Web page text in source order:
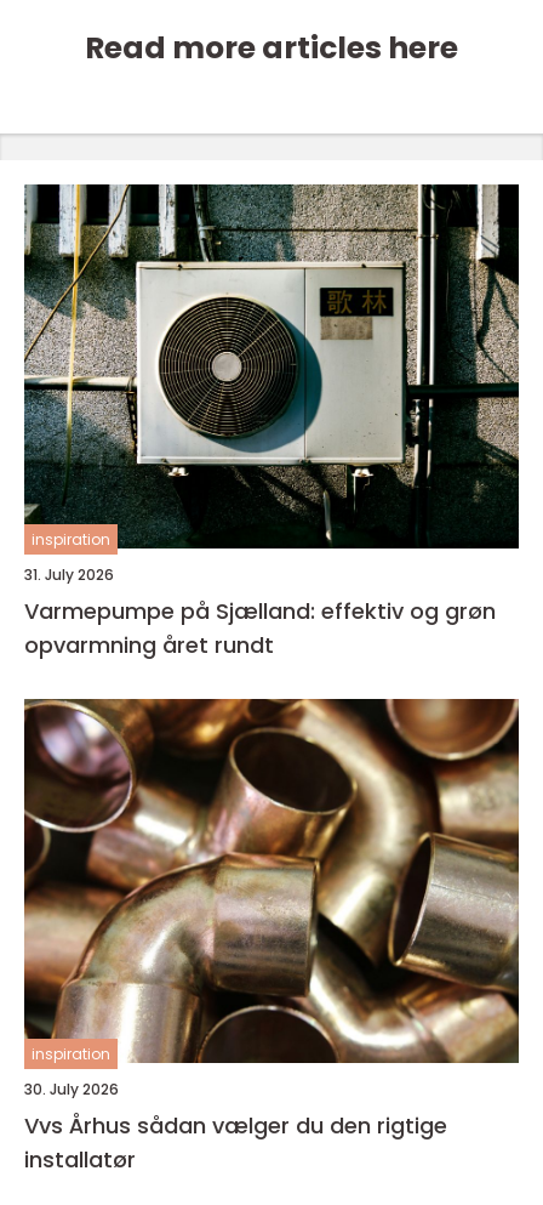
Read more articles here
inspiration
31. July 2026
Varmepumpe på Sjælland: effektiv og grøn
opvarmning året rundt
inspiration
30. July 2026
Vvs Århus sådan vælger du den rigtige
installatør